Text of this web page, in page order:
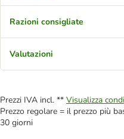
Razioni consigliate
Valutazioni
Prezzi IVA incl. ** Visualizza
Prezzo regolare = il prezzo più
30 giorni